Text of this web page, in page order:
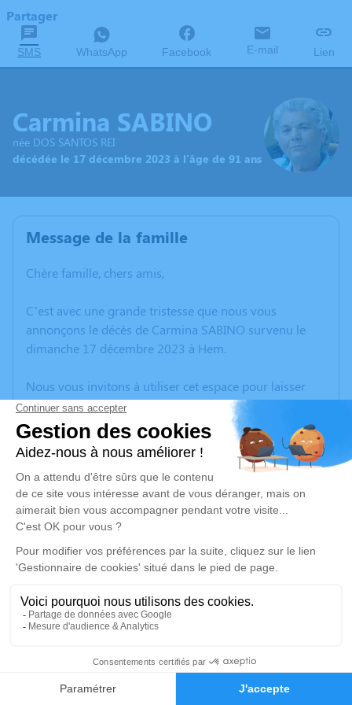
Faire-part Hommages
Partager
SMS WhatsApp Facebook E-mail Lien
Carmina SABINO
née DOS SANTOS REI
décédée le 17 décembre 2023 à l'âge de 91 ans
Message de la famille
Chère famille, chers amis,
C’est avec une grande tristesse que nous vous
annonçons le décès de Carmina SABINO survenu le
dimanche 17 décembre 2023 à Hem.
Nous vous invitons à utiliser cet espace pour laisser
vos condoléances, partager des photos souvenirs, une
anecdote ou exprimer vos pensées à travers des
poèmes ou des textes. Cet endroit est un lieu
d'expression dédié à honorer la mémoire de Carmina
SABINO.
Un service de plantation d’arbre hommage est
disponible ici.
Je rends hommage
Cérémonie religieuse
Église Sainte Thérèse de l'Enfant Jésus de
Wattrelos